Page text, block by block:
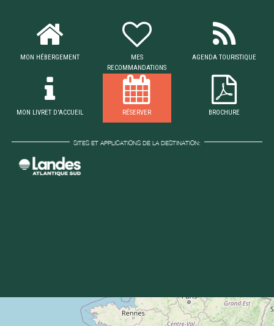
MON HÉBERGEMENT
MES
RECOMMANDATIONS
AGENDA TOURISTIQUE
MON LIVRET D'ACCUEIL RÉSERVER BROCHURE
SITES ET APPLICATIONS DE LA DESTINATION: